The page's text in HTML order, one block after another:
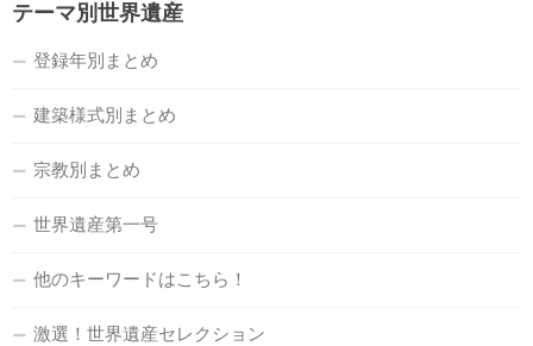
テーマ別世界遺産
登録年別まとめ
建築様式別まとめ
宗教別まとめ
世界遺産第一号
他のキーワードはこちら！
激選！世界遺産セレクション